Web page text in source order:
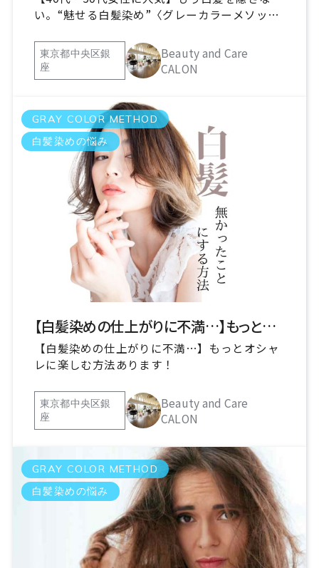
い。“魅せる白髪染め”〈グレーカラーメソッ
東京都中央区銀
座
Beauty and Care
CALON
GRAY COLOR METHOD
白髪染めの悩み
【白髪染めの仕上がりに不満…】もっとオシャレに楽しむ方法あります！
【白髪染めの仕上がりに不満…】もっとオシャ
レに楽しむ方法あります！
東京都中央区銀
座
Beauty and Care
CALON
GRAY COLOR METHOD
白髪染めの悩み